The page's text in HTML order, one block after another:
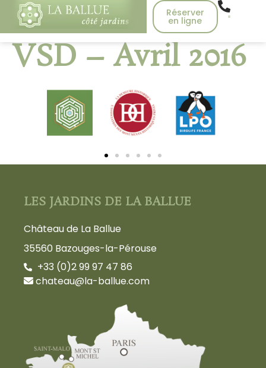
Réserver
en ligne
VSD – Avril 2016
LES JARDINS DE LA BALLUE
Château de La Ballue
35560 Bazouges-la-Pérouse
+33 (0)2 99 97 47 86
chateau@la-ballue.com